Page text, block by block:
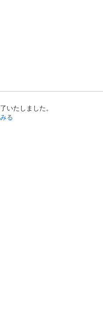
いたしました。
る